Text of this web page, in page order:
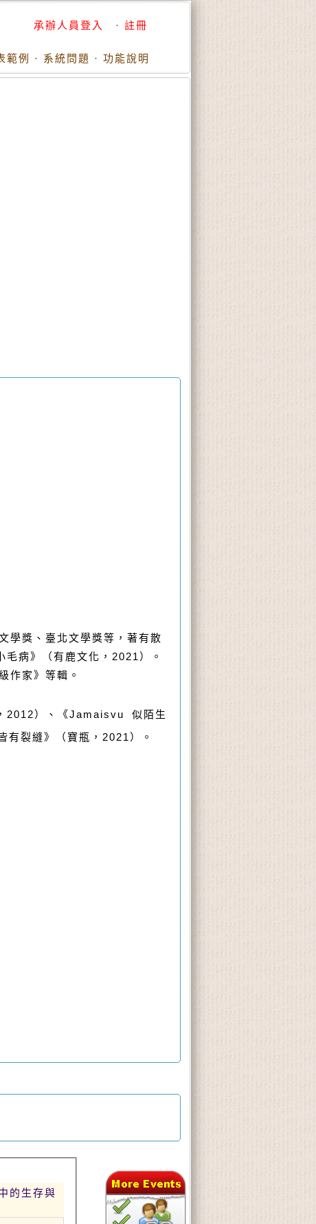
承辦人員登入 · 註冊
範例 · 系統問題 · 功能說明
學獎、臺北文學獎等，著有散
毛病》（有鹿文化，2021 ）。
作家》等輯。
2012）、《Jamaisvu 似陌生
有裂縫》 （寶瓶， 2021 ）。